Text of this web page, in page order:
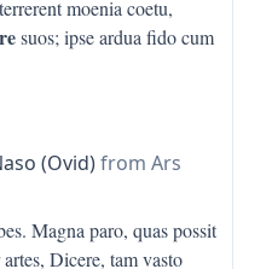
moenia coetu,
suos; ipse ardua fido cum
(Ovid)from Ars
Magna paro, quas possit
artes, Dicere, tam vasto